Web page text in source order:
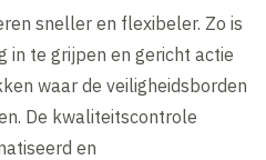
sneller en flexibeler. Zo is
in te grijpen en gericht actie
waar de veiligheidsborden
De kwaliteitscontrole
en